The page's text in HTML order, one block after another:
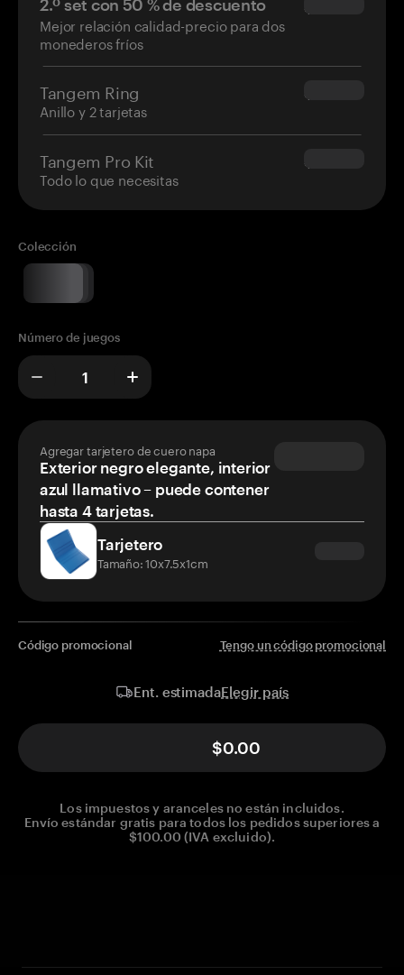
2.º set con 50 % de descuento
Mejor relación calidad-precio para dos
monederos fríos
$34.95
Tangem Ring
Anillo y 2 tarjetas
$160.00
Tangem Pro Kit
Todo lo que necesitas
$180.00
Colección
Número de juegos
Agregar tarjetero de cuero napa
Exterior negro elegante, interior
azul llamativo – puede contener
hasta 4 tarjetas.
Tarjetero
Tamaño: 10x7.5x1cm
Código promocional Tengo un código promocional
Ent. estimadaElegir país
$0.00
Los impuestos y aranceles no están incluidos.
Envío estándar gratis para todos los pedidos superiores a
$100.00 (IVA excluido).